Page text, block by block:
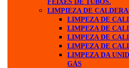
FEIXES DE TUBOS.
LIMPIEZA DE
LIMPEZA DE
LIMPEZA DE
LIMPEZA DE
LIMPEZA DE
LIMPEZA DA
GÁS